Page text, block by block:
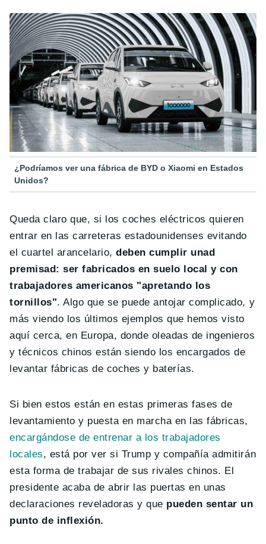
¿Podríamos ver una fábrica de BYD o Xiaomi en Estados
Unidos?
Queda claro que, si los coches eléctricos quieren
entrar en las carreteras estadounidenses evitando
el cuartel arancelario,deben cumplir unad
premisad: ser fabricados en suelo local y con
trabajadores americanos "apretando los
tornillos". Algo que se puede antojar complicado, y
más viendo los últimos ejemplos que hemos visto
aquí cerca, en Europa, donde oleadas de ingenieros
y técnicos chinos están siendo los encargados de
levantar fábricas de coches y baterías.
Si bien estos están en estas primeras fases de
levantamiento y puesta en marcha en las fábricas,
encargándose de entrenar a los trabajadores
locales, está por ver si Trump y compañía admitirán
esta forma de trabajar de sus rivales chinos. El
presidente acaba de abrir las puertas en unas
declaraciones reveladoras y que pueden sentar un
punto de inflexión.